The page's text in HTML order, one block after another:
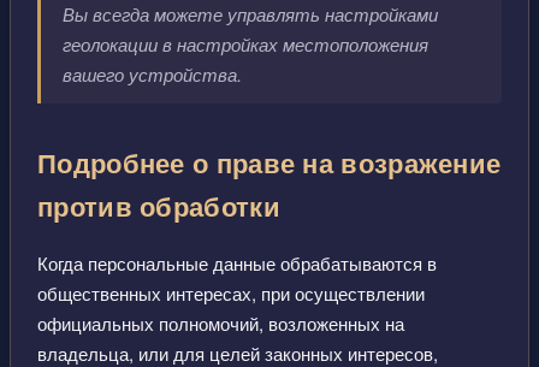
Вы всегда можете управлять настройками
геолокации в настройках местоположения
вашего устройства.
Подробнее о праве на возражение
против обработки
Когда персональные данные обрабатываются в
общественных интересах, при осуществлении
официальных полномочий, возложенных на
владельца, или для целей законных интересов,